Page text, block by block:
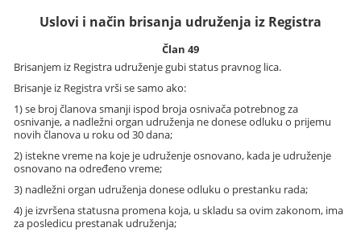
Uslovi i način brisanja udruženja iz Registra
Član 49
Brisanjem iz Registra udruženje gubi status pravnog lica.
Brisanje iz Registra vrši se samo ako:
1) se broj članova smanji ispod broja osnivača potrebnog za
osnivanje, a nadležni organ udruženja ne donese odluku o prijemu
novih članova u roku od 30 dana;
2) istekne vreme na koje je udruženje osnovano, kada je udruženje
osnovano na određeno vreme;
3) nadležni organ udruženja donese odluku o prestanku rada;
4) je izvršena statusna promena koja, u skladu sa ovim zakonom, ima
za posledicu prestanak udruženja;